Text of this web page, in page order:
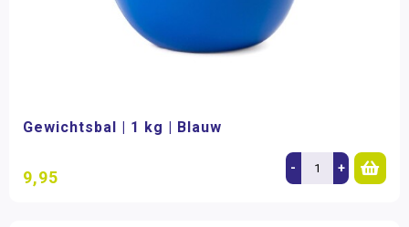
Gewichtsbal | 1 kg | Blauw
9,95 - +